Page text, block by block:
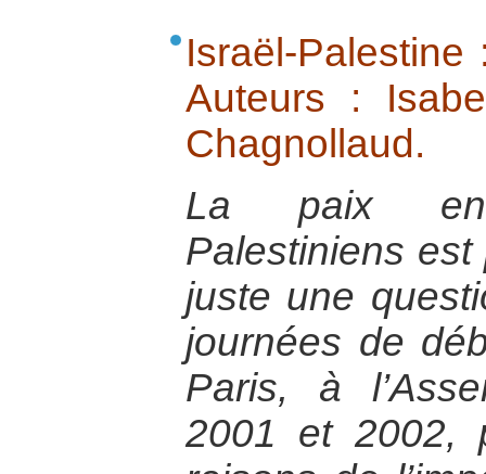
Israël-
Auteurs :
Chagnollaud.
La paix
Palestiniens
juste une
journées de
Paris, à
2001 et 2002,